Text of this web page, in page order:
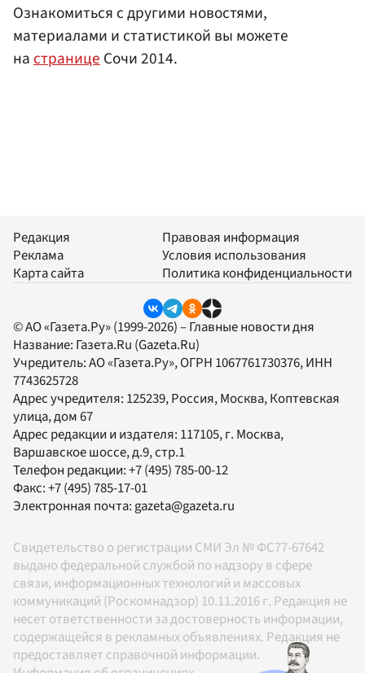
Ознакомиться с другими новостями,
материалами и статистикой вы можете
на странице Сочи 2014.
Редакция
Реклама
Карта сайта
Правовая информация
Условия использования
Политика конфиденциальности
© АО «Газета.Ру» (1999-2026) – Главные новости дня
Название: Газета.Ru (Gazeta.Ru)
Учредитель:АО «Газета.Ру», ОГРН 1067761730376, ИНН
7743625728
Адрес учредителя: 125239, Россия, Москва, Коптевская
улица, дом 67
Адрес редакции и издателя: 117105, г. Москва,
Варшавское шоссе, д.9, стр.1
Телефон редакции:+7 (495) 785-00-12
Факс:+7 (495) 785-17-01
Электронная почта:gazeta@gazeta.ru
Свидетельство о регистрации СМИ Эл № ФС77-67642
выдано федеральной службой по надзору в сфере
связи, информационных технологий и массовых
коммуникаций (Роскомнадзор) 10.11.2016 г. Редакция не
несет ответственности за достоверность информации,
содержащейся в рекламных объявлениях. Редакция не
предоставляет справочной информации.